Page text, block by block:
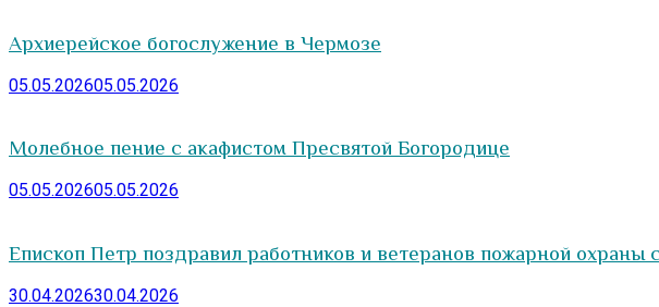
Архиерейское богослужение в Чермозе
05.05.202605.05.2026
Молебное пение с акафистом Пресвятой Богородице
05.05.202605.05.2026
Епископ Петр поздравил работников и ветеранов пожарной
30.04.202630.04.2026